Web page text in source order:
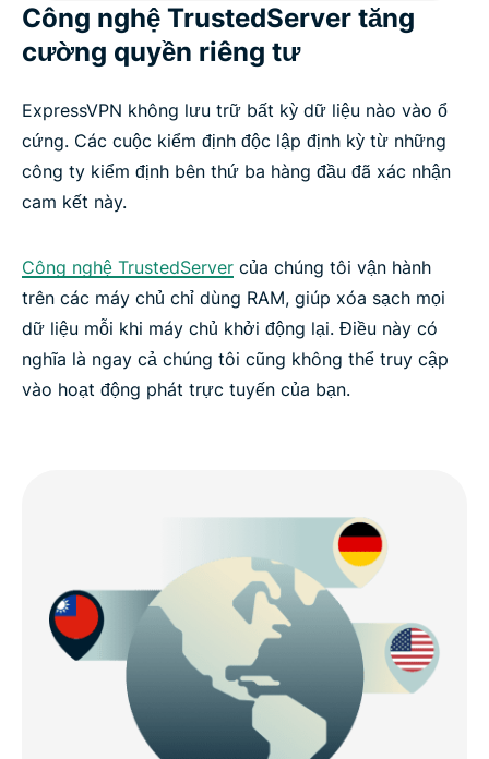
Công nghệ TrustedServer tăng
cường quyền riêng tư
ExpressVPN không lưu trữ bất kỳ dữ liệu nào vào ổ
cứng. Các cuộc kiểm định độc lập định kỳ từ những
công ty kiểm định bên thứ ba hàng đầu đã xác nhận
cam kết này.
Công nghệ TrustedServer của chúng tôi vận hành
trên các máy chủ chỉ dùng RAM, giúp xóa sạch mọi
dữ liệu mỗi khi máy chủ khởi động lại. Điều này có
nghĩa là ngay cả chúng tôi cũng không thể truy cập
vào hoạt động phát trực tuyến của bạn.